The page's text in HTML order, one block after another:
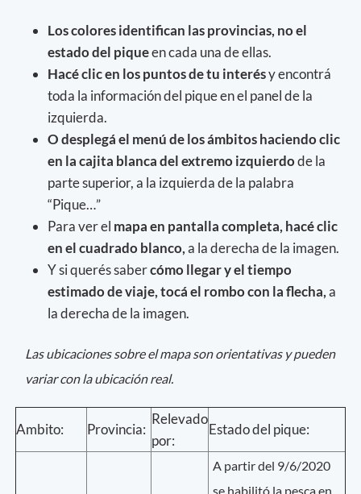
Los colores identifican las provincias, no el
estado del piqueen cada una de ellas.
Hacé clic en los puntos de tu interésy encontrá
toda la información del pique en el panel de la
izquierda.
O desplegá el menú de los ámbitos haciendo clic
en la cajita blanca del extremo izquierdode la
parte superior, a la izquierda de la palabra
“Pique…”
Para ver el mapa en pantalla completa, hacé clic
en el cuadrado blanco,a la derecha de la imagen.
Y si querés sabercómo llegar y el tiempo
estimado de viaje, tocá el rombo con la flecha,a
la derecha de la imagen.
Las ubicaciones sobre el mapa son orientativas y pueden
variar con la ubicación real.
Ambito: Provincia:
Relevado
por:
Estado del pique:
A partir del 9/6/2020
se habilitó la pesca en